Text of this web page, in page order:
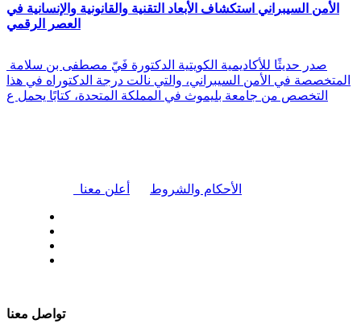
الأمن السيبراني استكشاف الأبعاد التقنية والقانونية والإنسانية في
العصر الرقمي
المتخصصة في الأمن السيبراني، والتي نالت درجة الدكتوراه في هذا
التخصص من جامعة بليموث في المملكة المتحدة، كتابًا يحمل ع
أعلن معنا الأحكام والشروط
تواصل معنا